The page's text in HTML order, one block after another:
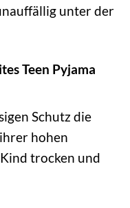
unter der
Teen Pyjama
Schutz die
hohen
trocken und